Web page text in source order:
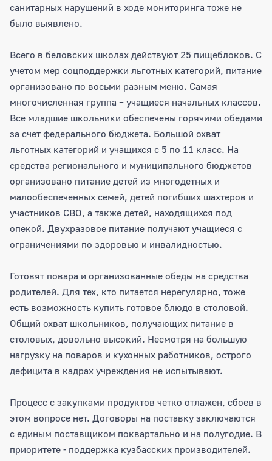
санитарных нарушений в ходе мониторинга тоже не
было выявлено.
Всего в беловских школах действуют 25 пищеблоков. С
учетом мер соцподдержки льготных категорий, питание
организовано по восьми разным меню. Самая
многочисленная группа – учащиеся начальных классов.
Все младшие школьники обеспечены горячими обедами
за счет федерального бюджета. Большой охват
льготных категорий и учащихся с 5 по 11 класс. На
средства регионального и муниципального бюджетов
организовано питание детей из многодетных и
малообеспеченных семей, детей погибших шахтеров и
участников СВО, а также детей, находящихся под
опекой. Двухразовое питание получают учащиеся с
ограничениями по здоровью и инвалидностью.
Готовят повара и организованные обеды на средства
родителей. Для тех, кто питается нерегулярно, тоже
есть возможность купить готовое блюдо в столовой.
Общий охват школьников, получающих питание в
столовых, довольно высокий. Несмотря на большую
нагрузку на поваров и кухонных работников, острого
дефицита в кадрах учреждения не испытывают.
Процесс с закупками продуктов четко отлажен, сбоев в
этом вопросе нет. Договоры на поставку заключаются
с единым поставщиком поквартально и на полугодие. В
приоритете - поддержка кузбасских производителей.